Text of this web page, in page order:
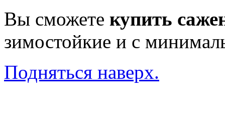
Вы сможете купить
зимостойкие и с
Подняться наверх.